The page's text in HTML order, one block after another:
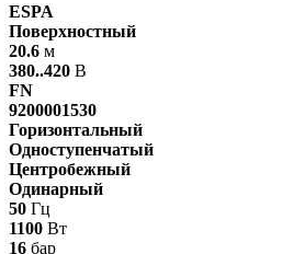
ESPA
Поверхностный
20.6 м
380..420 В
FN
9200001530
Горизонтальный
Одноступенчатый
Центробежный
Одинарный
50 Гц
1100 Вт
16 бар